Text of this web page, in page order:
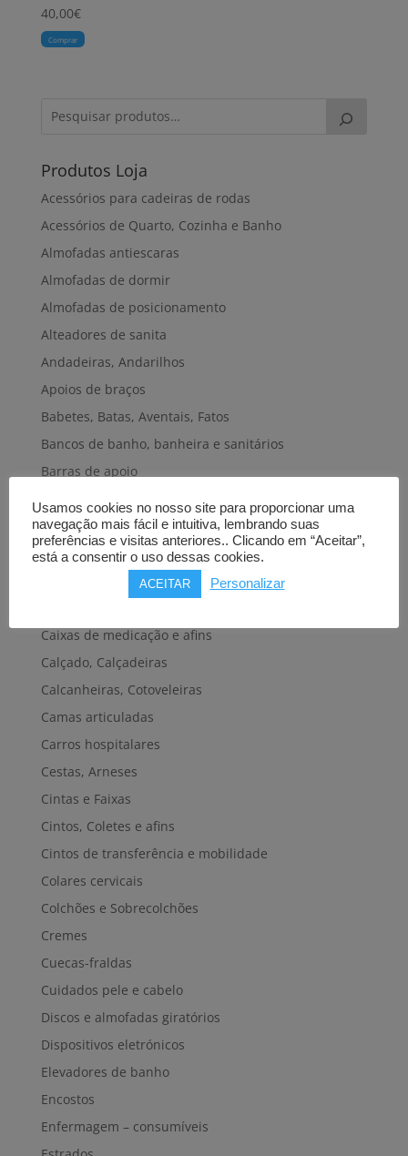
40,00€
Comprar
Produtos Loja
Acessórios para cadeiras de rodas
Acessórios de Quarto, Cozinha e Banho
Almofadas antiescaras
Almofadas de dormir
Almofadas de posicionamento
Alteadores de sanita
Andadeiras, Andarilhos
Apoios de braços
Babetes, Batas, Aventais, Fatos
Bancos de banho, banheira e sanitários
Barras de apoio
Bengalas, Canadianas e afins
Cadeiras de banho, banheira e sanitárias
Cadeiras de rodas elétricas
Cadeiras de rodas manuais
Caixas de medicação e afins
Calçado, Calçadeiras
Calcanheiras, Cotoveleiras
Camas articuladas
Carros hospitalares
Cestas, Arneses
Cintas e Faixas
Cintos, Coletes e afins
Cintos de transferência e mobilidade
Colares cervicais
Colchões e Sobrecolchões
Cremes
Cuecas-fraldas
Cuidados pele e cabelo
Discos e almofadas giratórios
Dispositivos eletrónicos
Elevadores de banho
Encostos
Enfermagem – consumíveis
Usamos cookies no nosso site para proporcionar uma
navegação mais fácil e intuitiva, lembrando suas
preferências e visitas anteriores.. Clicando em “Aceitar”,
está a consentir o uso dessas cookies.
ACEITAR Personalizar